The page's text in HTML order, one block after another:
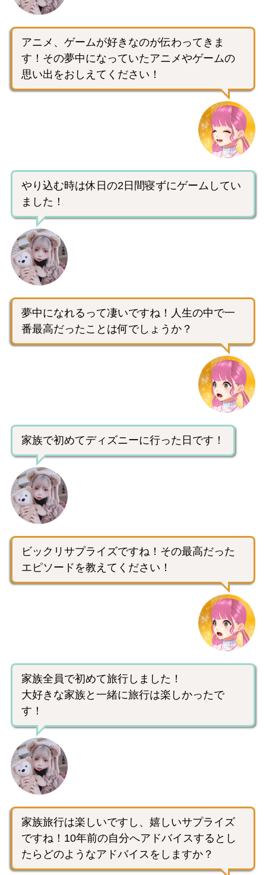
アニメ、ゲームが好きなのが伝わってきま
す！その夢中になっていたアニメやゲームの
思い出をおしえてください！
やり込む時は休日の2日間寝ずにゲームしてい
ました！
夢中になれるって凄いですね！人生の中で一
番最高だったことは何でしょうか？
家族で初めてディズニーに行った日です！
ビックリサプライズですね！その最高だった
エピソードを教えてください！
家族全員で初めて旅行しました！
大好きな家族と一緒に旅行は楽しかったで
す！
家族旅行は楽しいですし、嬉しいサプライズ
ですね！10年前の自分へアドバイスするとし
たらどのようなアドバイスをしますか？